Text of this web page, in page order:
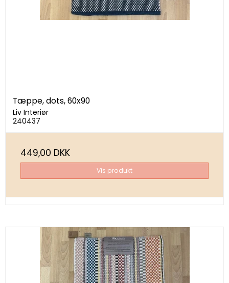
Tæppe, dots, 60x90
Liv Interiør
240437
449,00 DKK
Vis produkt